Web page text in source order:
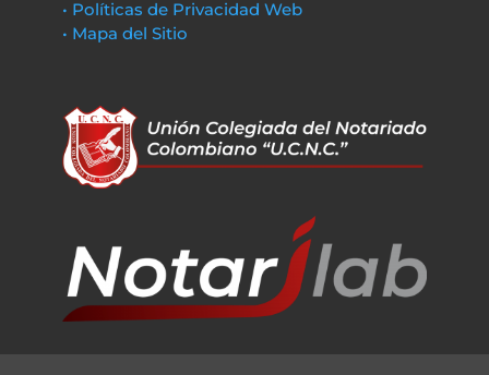
• Políticas de Privacidad Web
• Mapa del Sitio